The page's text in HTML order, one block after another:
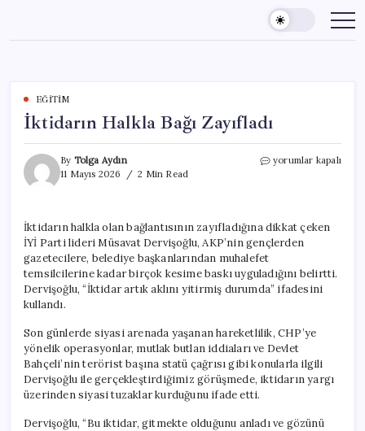
content
EĞITIM
İktidarın Halkla Bağı Zayıfladı
By Tolga Aydın
11 Mayıs 2026
2 Min Read
İktidarın
yorumlar kapalı
İktidarın halkla olan bağlantısının zayıfladığına dikkat çeken
İYİ Parti lideri Müsavat Dervişoğlu, AKP’nin gençlerden
gazetecilere, belediye başkanlarından muhalefet
temsilcilerine kadar birçok kesime baskı uyguladığını belirtti.
Dervişoğlu, “İktidar artık aklını yitirmiş durumda” ifadesini
kullandı.
Son günlerde siyasi arenada yaşanan hareketlilik, CHP’ye
yönelik operasyonlar, mutlak butlan iddiaları ve Devlet
Bahçeli’nin terörist başına statü çağrısı gibi konularla ilgili
Dervişoğlu ile gerçekleştirdiğimiz görüşmede, iktidarın yargı
üzerinden siyasi tuzaklar kurduğunu ifade etti.
Dervişoğlu, “Bu iktidar, gitmekte olduğunu anladı ve gözünü